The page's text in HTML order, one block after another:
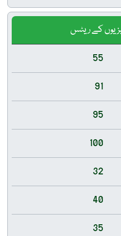
کے ریٹس
55
91
95
100
32
40
35